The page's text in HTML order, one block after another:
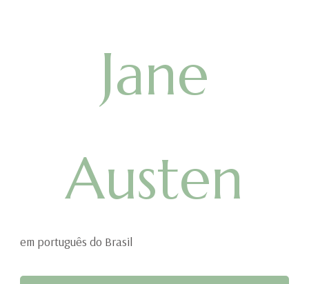
Jane
Austen
em português do Brasil